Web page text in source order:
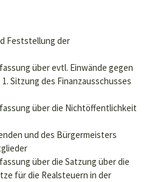
Feststellung der
über evtl. Einwände gegen
Sitzung des Finanzausschusses
über die Nichtöffentlichkeit
und des Bürgermeisters
über die Satzung über die
für die Realsteuern in der